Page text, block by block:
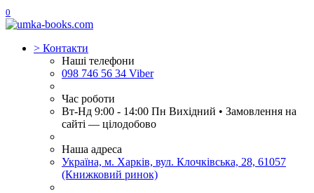
0
> Контакти
Наші телефони
098 746 56 34 Viber
Час роботи
Вт-Нд 9:00 - 14:00 Пн Вихідний • Замовлення на
сайті — цілодобово
Наша адреса
Україна, м. Харків, вул. Клочківська, 28, 61057
(Книжковий ринок)